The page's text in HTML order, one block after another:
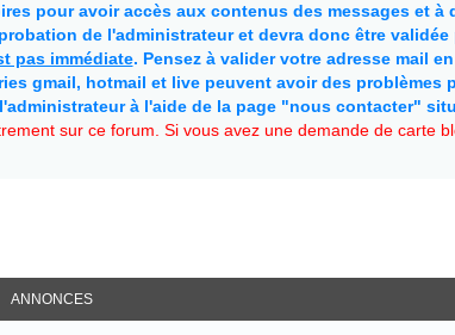
pour avoir accès aux contenus des messages et
de l'administrateur et devra donc être
pas immédiate. Pensez à valider votre adresse mail
gmail, hotmail et live peuvent avoir des
l'administrateur à l'aide de la page "nous contacter"
sur ce forum. Si vous avez une demande de carte
ANNONCES